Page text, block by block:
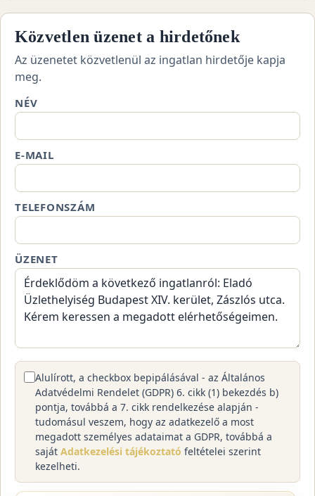
Közvetlen üzenet a hirdetőnek
Az üzenetet közvetlenül az ingatlan hirdetője kapja
meg.
NÉV
E-MAIL
TELEFONSZÁM
ÜZENET
Alulírott, a checkbox bepipálásával - az Általános
Adatvédelmi Rendelet (GDPR) 6. cikk (1) bekezdés b)
pontja, továbbá a 7. cikk rendelkezése alapján -
tudomásul veszem, hogy az adatkezelő a most
megadott személyes adataimat a GDPR, továbbá a
saját Adatkezelési tájékoztató feltételei szerint
kezelheti.